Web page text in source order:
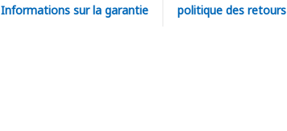
Informations sur la garantie politique des retours